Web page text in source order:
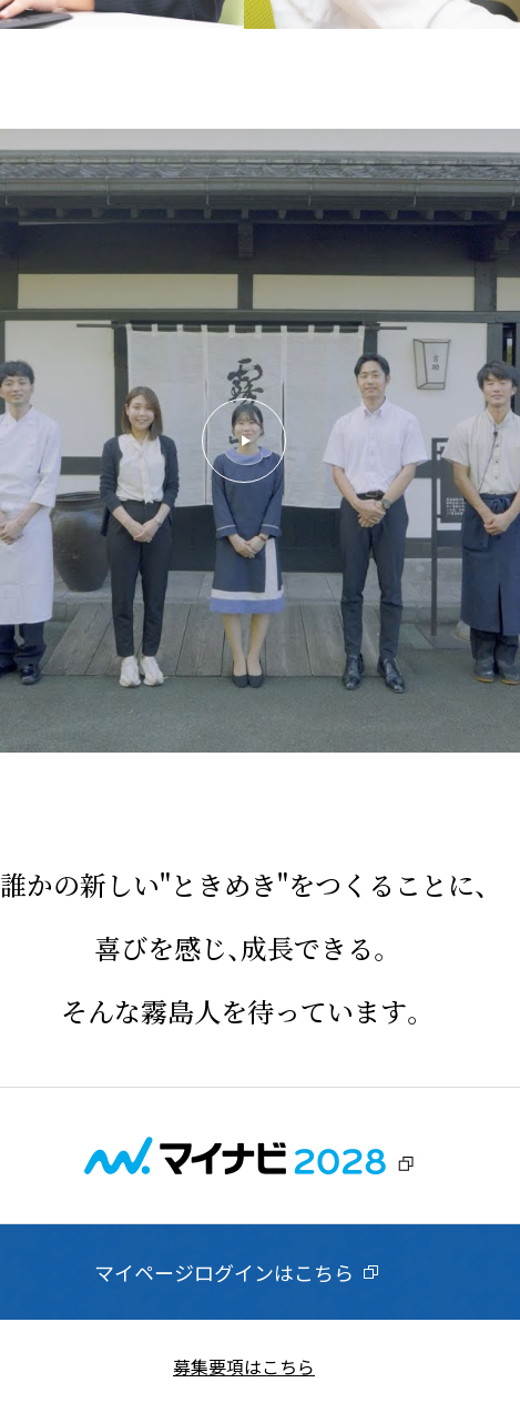
誰かの新しい"ときめき"をつくることに、
喜びを感じ、成長できる。
そんな霧島人を待っています。
マイページログインはこちら
募集要項はこちら